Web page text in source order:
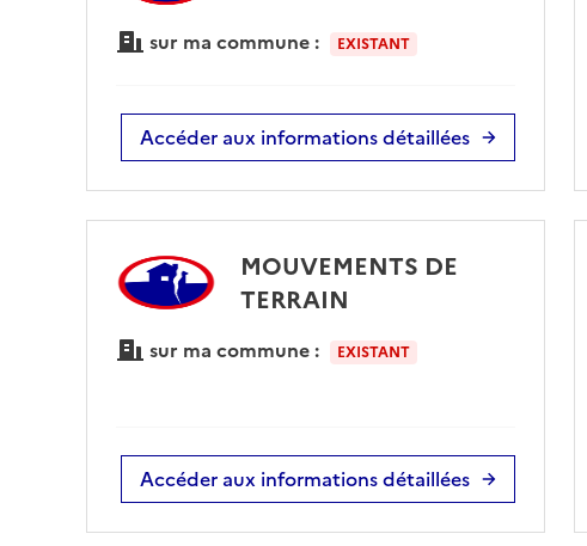
sur ma commune : EXISTANT
Accéder aux informations détaillées
MOUVEMENTS DE
TERRAIN
sur ma commune : EXISTANT
Accéder aux informations détaillées